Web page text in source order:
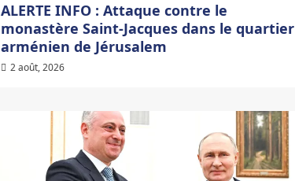
ALERTE INFO : Attaque contre le
monastère Saint-Jacques dans le quartier
arménien de Jérusalem
2 août, 2026